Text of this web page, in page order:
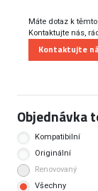
Máte dotaz k
Kontaktujte nás,
Kontaktujte
Objednávka
Kompatibilní
Originální
Renovovaný
Všechny